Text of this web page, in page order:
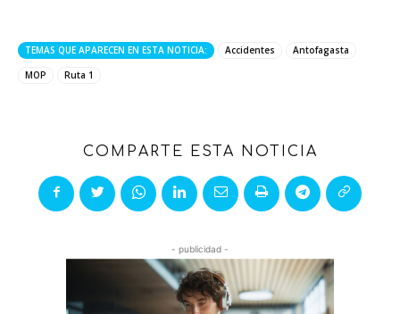
TEMAS QUE APARECEN EN ESTA NOTICIA: Accidentes
Antofagasta
MOP
Ruta 1
COMPARTE ESTA NOTICIA
- publicidad -